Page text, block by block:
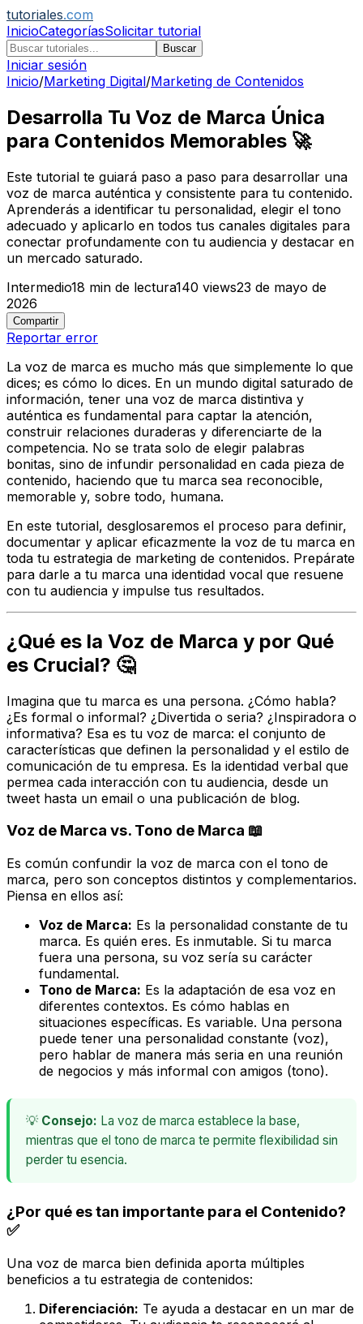
tutoriales.com
InicioCategoríasSolicitar tutorial
Buscar
Iniciar sesión
Inicio/Marketing Digital/Marketing de Contenidos
Desarrolla Tu Voz de Marca Única
para Contenidos Memorables 🚀
Este tutorial te guiará paso a paso para desarrollar una
voz de marca auténtica y consistente para tu contenido.
Aprenderás a identificar tu personalidad, elegir el tono
adecuado y aplicarlo en todos tus canales digitales para
conectar profundamente con tu audiencia y destacar en
un mercado saturado.
Intermedio18 min de lectura140 views23 de mayo de
2026
Compartir
Reportar error
La voz de marca es mucho más que simplemente lo que
dices; es cómo lo dices. En un mundo digital saturado de
información, tener una voz de marca distintiva y
auténtica es fundamental para captar la atención,
construir relaciones duraderas y diferenciarte de la
competencia. No se trata solo de elegir palabras
bonitas, sino de infundir personalidad en cada pieza de
contenido, haciendo que tu marca sea reconocible,
memorable y, sobre todo, humana.
En este tutorial, desglosaremos el proceso para definir,
documentar y aplicar eficazmente la voz de tu marca en
toda tu estrategia de marketing de contenidos. Prepárate
para darle a tu marca una identidad vocal que resuene
con tu audiencia y impulse tus resultados.
¿Qué es la Voz de Marca y por Qué
es Crucial? 🤔
Imagina que tu marca es una persona. ¿Cómo habla?
¿Es formal o informal? ¿Divertida o seria? ¿Inspiradora o
informativa? Esa es tu voz de marca: el conjunto de
características que definen la personalidad y el estilo de
comunicación de tu empresa. Es la identidad verbal que
permea cada interacción con tu audiencia, desde un
tweet hasta un email o una publicación de blog.
Voz de Marca vs. Tono de Marca 📖
Es común confundir la voz de marca con el tono de
marca, pero son conceptos distintos y complementarios.
Piensa en ellos así:
Voz de Marca: Es la personalidad constante de tu
marca. Es quién eres. Es inmutable. Si tu marca
fuera una persona, su voz sería su carácter
fundamental.
Tono de Marca: Es la adaptación de esa voz en
diferentes contextos. Es cómo hablas en
situaciones específicas. Es variable. Una persona
puede tener una personalidad constante (voz),
pero hablar de manera más seria en una reunión
de negocios y más informal con amigos (tono).
💡 Consejo: La voz de marca establece la base,
mientras que el tono de marca te permite flexibilidad sin
perder tu esencia.
¿Por qué es tan importante para el Contenido?
✅
Una voz de marca bien definida aporta múltiples
beneficios a tu estrategia de contenidos:
Diferenciación: Te ayuda a destacar en un mar de